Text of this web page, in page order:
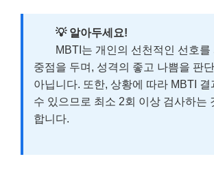
💡 알아두세요!
MBTI는 개인의 선천적인 선호를
중점을 두며, 성격의 좋고 나쁨을 판
아닙니다. 또한, 상황에 따라 MBTI 결
수 있으므로 최소 2회 이상 검사하는
합니다.